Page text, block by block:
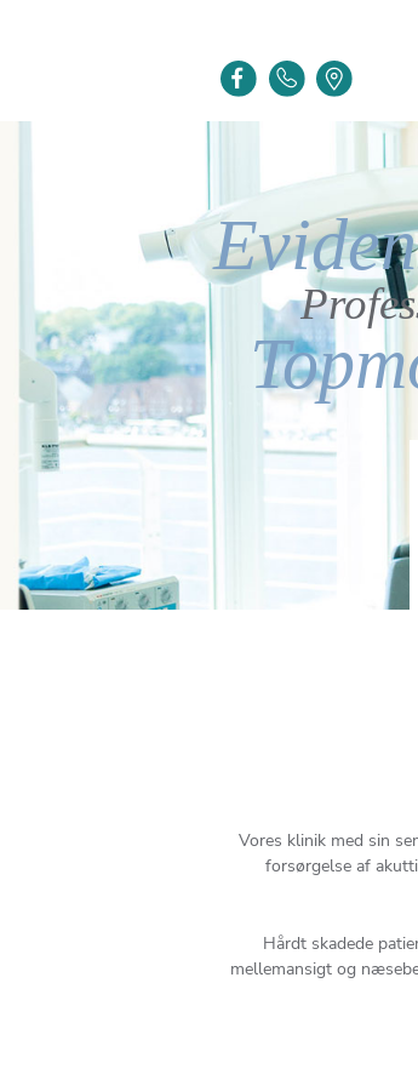
Vores klinik med sin
forsørgelse af
Hårdt skadede
mellemansigt og